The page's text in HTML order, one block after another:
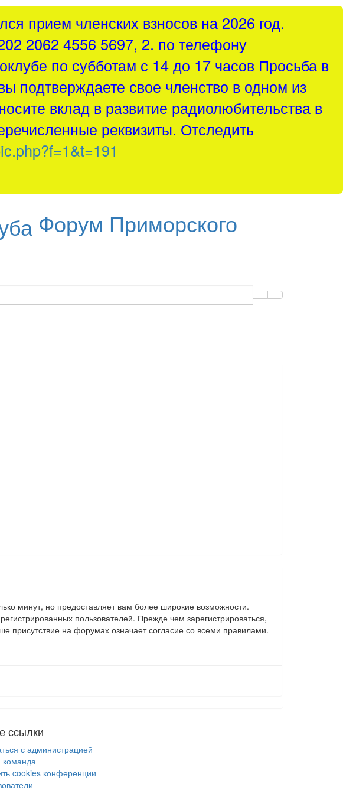
прием членских взносов на 2026 год.
2062 4556 5697, 2. по телефону
по субботам с 14 до 17 часов Просьба в
подтверждаете свое членство в одном из
вклад в развитие радиолюбительства в
реквизиты. Отследить
Форум Приморского
минут, но предоставляет вам более широкие возможности.
пользователей. Прежде чем зарегистрироваться,
присутствие на форумах означает согласие со всеми правилами.
ссылки
с администрацией
cookies конференции